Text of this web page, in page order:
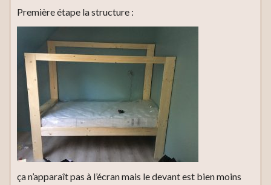
Première étape la structure :
ça n’apparaît pas à l’écran mais le devant est bien moins